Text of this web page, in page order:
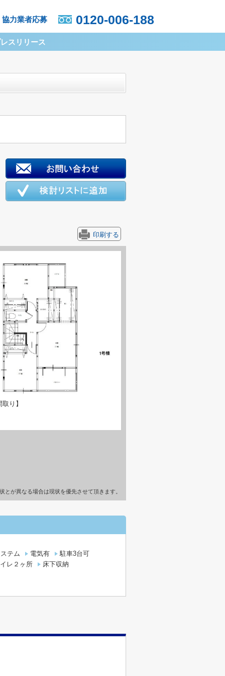
協力業者応募 0120-006-188
スリリース
印刷する
り】
とが異なる場合は現状を優先させて頂きます。
テム 電気有
駐車3台可
レ２ヶ所
床下収納